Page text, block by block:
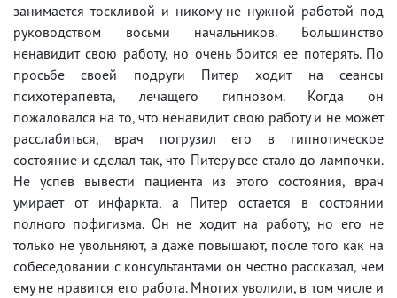
занимается тоскливой и никому не нужной работой под
руководством восьми начальников. Большинство
ненавидит свою работу, но очень боится ее потерять. По
просьбе своей подруги Питер ходит на сеансы
психотерапевта, лечащего гипнозом. Когда он
пожаловался на то, что ненавидит свою работу и не может
расслабиться, врач погрузил его в гипнотическое
состояние и сделал так, что Питеру все стало до лампочки.
Не успев вывести пациента из этого состояния, врач
умирает от инфаркта, а Питер остается в состоянии
полного пофигизма. Он не ходит на работу, но его не
только не увольняют, а даже повышают, после того как на
собеседовании с консультантами он честно рассказал, чем
ему не нравится его работа. Многих уволили, в том числе и